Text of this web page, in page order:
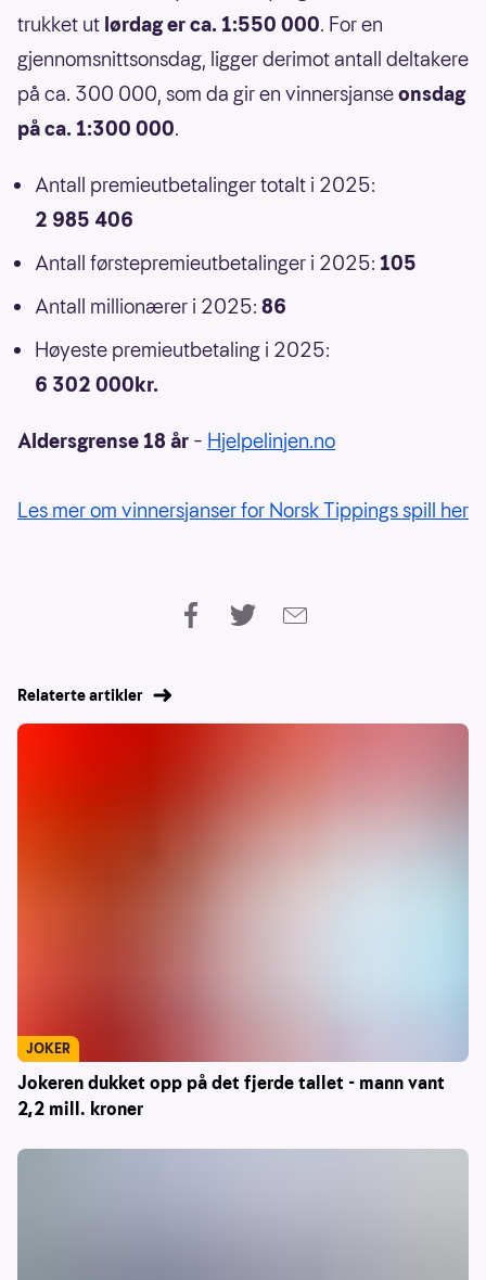
trukket ut lørdag er ca. 1:550 000. For en
gjennomsnittsonsdag, ligger derimot antall deltakere
på ca. 300 000, som da gir en vinnersjanseonsdag
på ca. 1:300 000.
Antall premieutbetalinger totalt i 2025:
2 985 406
Antall førstepremieutbetalinger i 2025: 105
Antall millionærer i 2025: 86
Høyeste premieutbetaling i 2025:
6 302 000kr.
Aldersgrense 18 år – Hjelpelinjen.no
Les mer om vinnersjanser for Norsk Tippings spill her
Relaterte artikler
Jokeren dukket opp på det fjerde tallet - mann vant
2,2 mill. kroner
JOKER